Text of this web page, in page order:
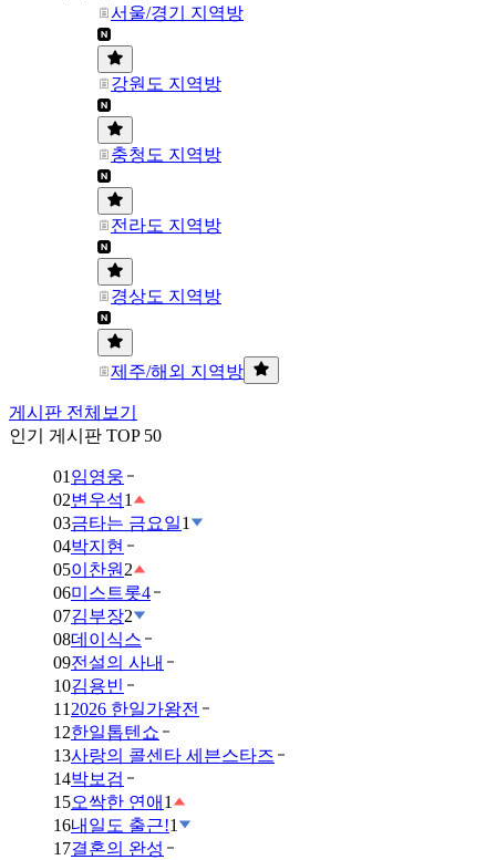
서울/경기 지역방
강원도 지역방
충청도 지역방
전라도 지역방
경상도 지역방
제주/해외 지역방
게시판 전체보기
인기 게시판 TOP 50
01 임영웅
02변우석1
03금타는 금요일1
04박지현
05이찬원 2
06미스트롯4
07김부장2
08데이식스
09전설의 사내
10김용빈
11 2026 한일가왕전
12한일톱텐쇼
13사랑의 콜센타 세븐스타즈
14박보검
15오싹한 연애 1
16내일도 출근!1
17결혼의 완성